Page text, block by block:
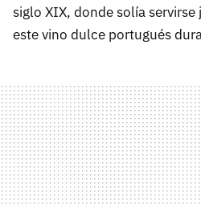
siglo XIX, donde solía
este vino dulce portugués